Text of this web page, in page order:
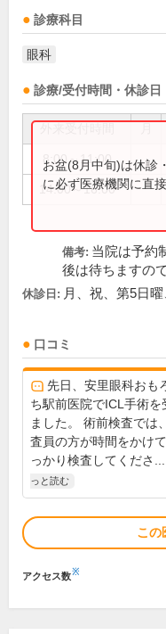
診療科目
眼科
診療/受付時間・休診日
8:00～11:00
14:00～16:00
お盆(8月中旬)は休診
に必ず医療機関に直
備考: 当院は予約
後は待ちますの
休診日: 月、祝、第5日
口コミ
先日、安里眼科おも
ち駅前医院でICL手術を
ました。 術前検査では
査員の方が時間をかけ
っかり検査してくださ...
っと読む
この
アクセス数※